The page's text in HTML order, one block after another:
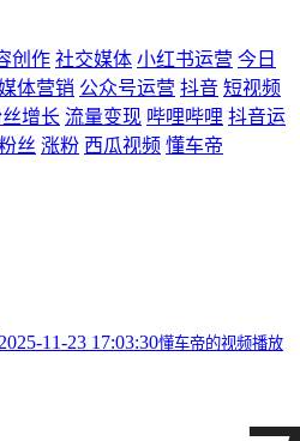
创作 社交媒体 小红书运营 今日
体营销 公众号运营 抖音 短视频
增长 流量变现 哔哩哔哩 抖音运
丝 涨粉 西瓜视频 懂车帝
2025-11-23 17:03:30懂车帝的视频播放